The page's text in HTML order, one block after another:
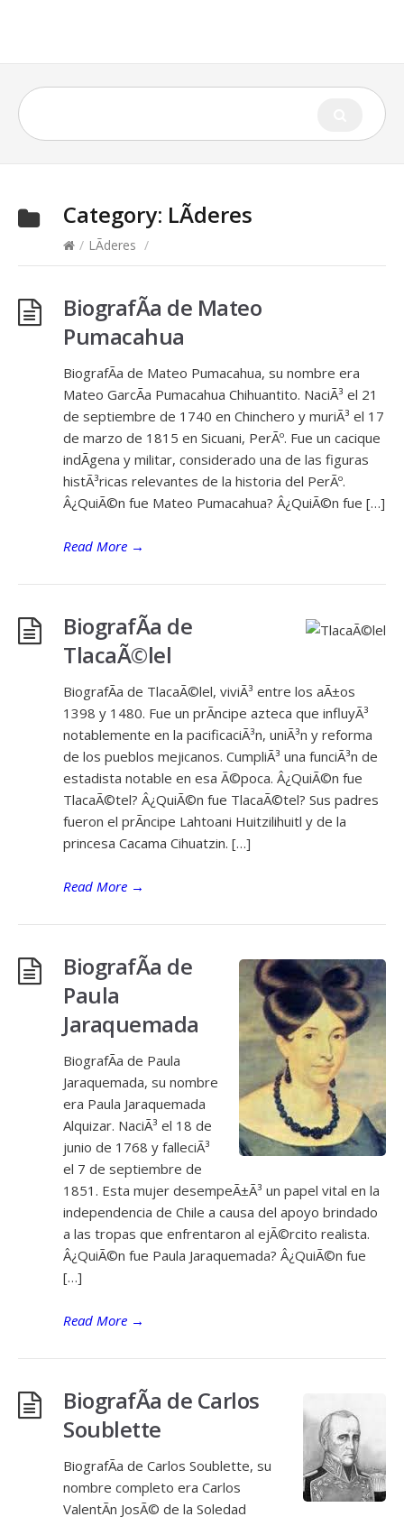
Category: LÃ­deres
/ LÃ­deres /
BiografÃ­a de Mateo
Pumacahua
BiografÃ­a de Mateo Pumacahua, su nombre era
Mateo GarcÃ­a Pumacahua Chihuantito. NaciÃ³ el 21
de septiembre de 1740 en Chinchero y muriÃ³ el 17
de marzo de 1815 en Sicuani, PerÃº. Fue un cacique
indÃ­gena y militar, considerado una de las figuras
histÃ³ricas relevantes de la historia del PerÃº.
Â¿QuiÃ©n fue Mateo Pumacahua? Â¿QuiÃ©n fue […]
Read More →
BiografÃ­a de
TlacaÃ©lel
BiografÃ­a de TlacaÃ©lel, viviÃ³ entre los aÃ±os
1398 y 1480. Fue un prÃ­ncipe azteca que influyÃ³
notablemente en la pacificaciÃ³n, uniÃ³n y reforma
de los pueblos mejicanos. CumpliÃ³ una funciÃ³n de
estadista notable en esa Ã©poca. Â¿QuiÃ©n fue
TlacaÃ©tel? Â¿QuiÃ©n fue TlacaÃ©tel? Sus padres
fueron el prÃ­ncipe Lahtoani Huitzilihuitl y de la
princesa Cacama Cihuatzin. […]
Read More →
BiografÃ­a de
Paula
Jaraquemada
BiografÃ­a de Paula
Jaraquemada, su nombre
era Paula Jaraquemada
Alquizar. NaciÃ³ el 18 de
junio de 1768 y falleciÃ³
el 7 de septiembre de
1851. Esta mujer desempeÃ±Ã³ un papel vital en la
independencia de Chile a causa del apoyo brindado
a las tropas que enfrentaron al ejÃ©rcito realista.
Â¿QuiÃ©n fue Paula Jaraquemada? Â¿QuiÃ©n fue
[…]
Read More →
BiografÃ­a de Carlos
Soublette
BiografÃ­a de Carlos Soublette, su
nombre completo era Carlos
ValentÃ­n JosÃ© de la Soledad